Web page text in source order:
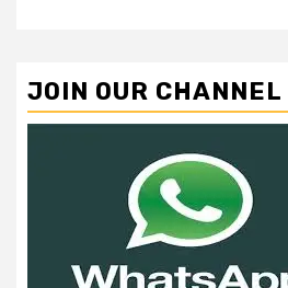
JOIN OUR CHANNEL